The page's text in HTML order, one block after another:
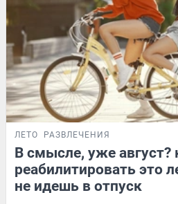
ЛЕТО РАЗВЛЕЧЕНИЯ
В смысле, уже август?
реабилитировать это
не идешь в отпуск